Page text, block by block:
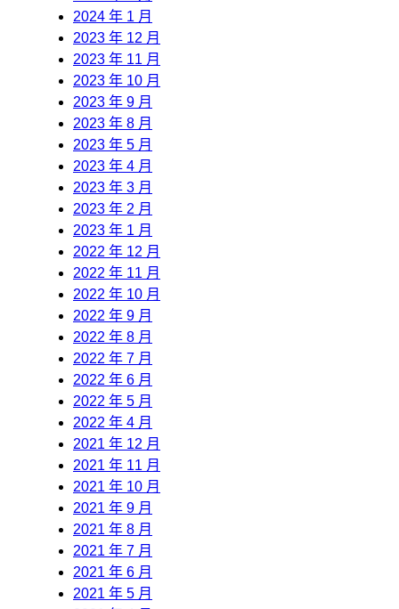
2024 年 1 月
2023 年 12 月
2023 年 11 月
2023 年 10 月
2023 年 9 月
2023 年 8 月
2023 年 5 月
2023 年 4 月
2023 年 3 月
2023 年 2 月
2023 年 1 月
2022 年 12 月
2022 年 11 月
2022 年 10 月
2022 年 9 月
2022 年 8 月
2022 年 7 月
2022 年 6 月
2022 年 5 月
2022 年 4 月
2021 年 12 月
2021 年 11 月
2021 年 10 月
2021 年 9 月
2021 年 8 月
2021 年 7 月
2021 年 6 月
2021 年 5 月